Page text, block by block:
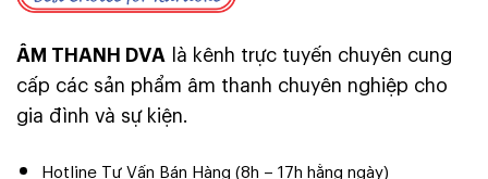
ÂM THANH DVA là kênh trực tuyến chuyên cung
cấp các sản phẩm âm thanh chuyên nghiệp cho
gia đình và sự kiện.
Hotline Tư Vấn Bán Hàng (8h – 17h hằng ngày)